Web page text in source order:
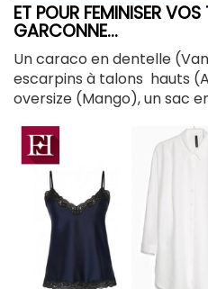
ET POUR FEMINISER VOS
GARCONNE...
Un caraco en dentelle
escarpins à talons hauts
oversize (Mango), un sac